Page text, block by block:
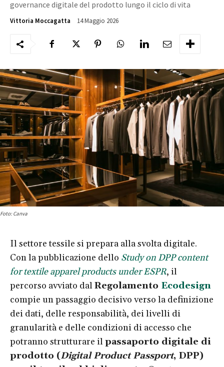
governance digitale del prodotto lungo il ciclo di vita
Vittoria Moccagatta 14 Maggio 2026
Foto: Canva
Il settore tessile si prepara alla svolta digitale.
Con la pubblicazione dello Study on DPP content
for textile apparel products under ESPR, il
percorso avviato dalRegolamento Ecodesign
compie un passaggio decisivo verso la definizione
dei dati, delle responsabilità, dei livelli di
granularità e delle condizioni di accesso che
potranno strutturare ilpassaporto digitale di
prodotto (Digital Product Passport, DPP)